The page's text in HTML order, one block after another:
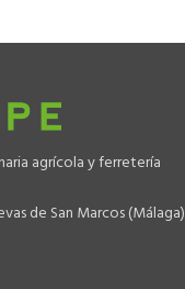
agrícola y ferretería
de San Marcos (Málaga)